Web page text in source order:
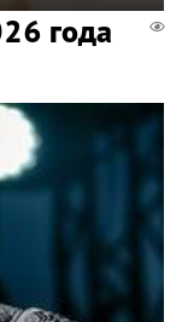
года